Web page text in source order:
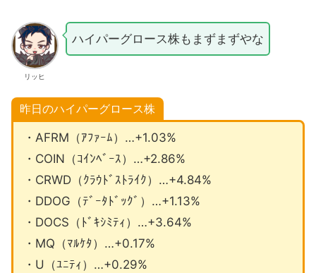
リッヒ
ハイパーグロース株もまずまずやな
昨日のハイパーグロース株
・AFRM（ｱﾌｧｰﾑ）…+1.03%
・COIN（ｺｲﾝﾍﾞｰｽ）…+2.86%
・CRWD（ｸﾗｳﾄﾞｽﾄﾗｲｸ）…+4.84%
・DDOG（ﾃﾞｰﾀﾄﾞｯｸﾞ）…+1.13%
・DOCS（ﾄﾞｷｼﾐﾃｨ）…+3.64%
・MQ（ﾏﾙｹﾀ）…+0.17%
・U（ﾕﾆﾃｨ）…+0.29%